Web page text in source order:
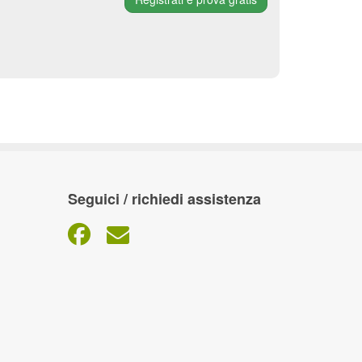
Seguici / richiedi assistenza